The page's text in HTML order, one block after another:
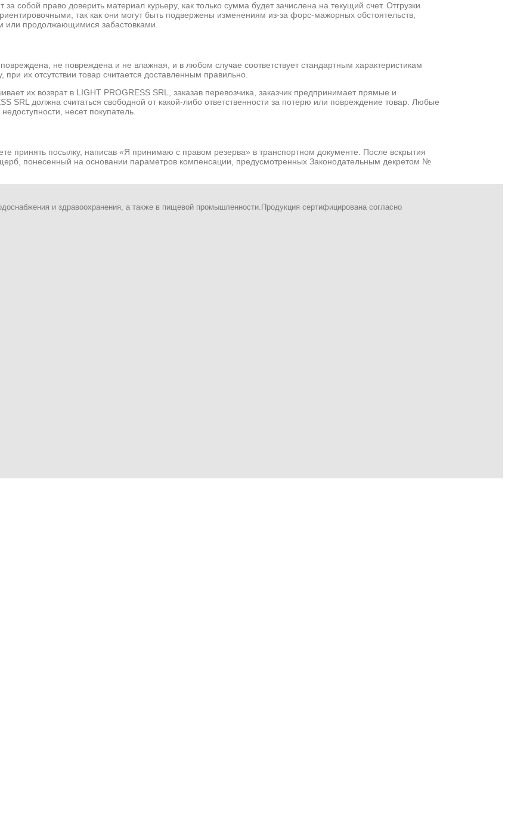
собой право доверить материал курьеру, как только сумма будет зачислена на текущий счет. Отгрузки
так как они могут быть подвержены изменениям из-за форс-мажорных обстоятельств,
или продолжающимися забастовками.
не повреждена и не влажная, и в любом случае соответствует стандартным характеристикам
их отсутствии товар считается доставленным правильно.
их возврат в LIGHT PROGRESS SRL, заказав перевозчика, заказчик предпринимает прямые и
SRL должна считаться свободной от какой-либо ответственности за потерю или повреждение товар. Любые
несет покупатель.
принять посылку, написав «Я принимаю с правом резерва» в транспортном документе. После вскрытия
понесенный на основании параметров компенсации, предусмотренных Законодательным декретом №
и здравоохранения, а также в пищевой промышленности.Продукция сертифицирована согласно